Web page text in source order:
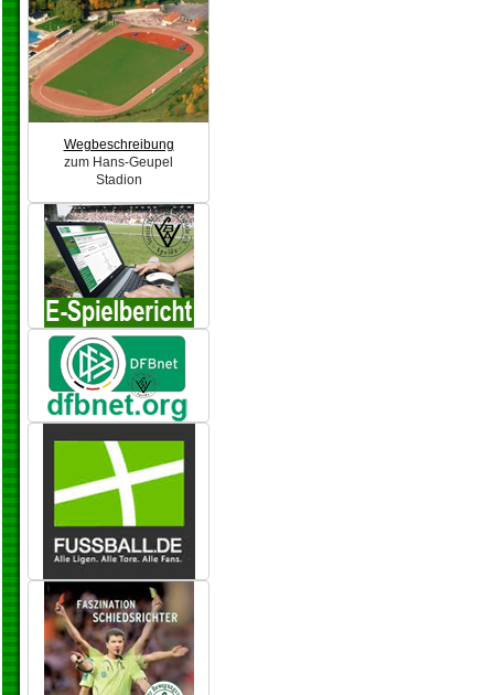
Wegbeschreibung
zum Hans-Geupel
Stadion